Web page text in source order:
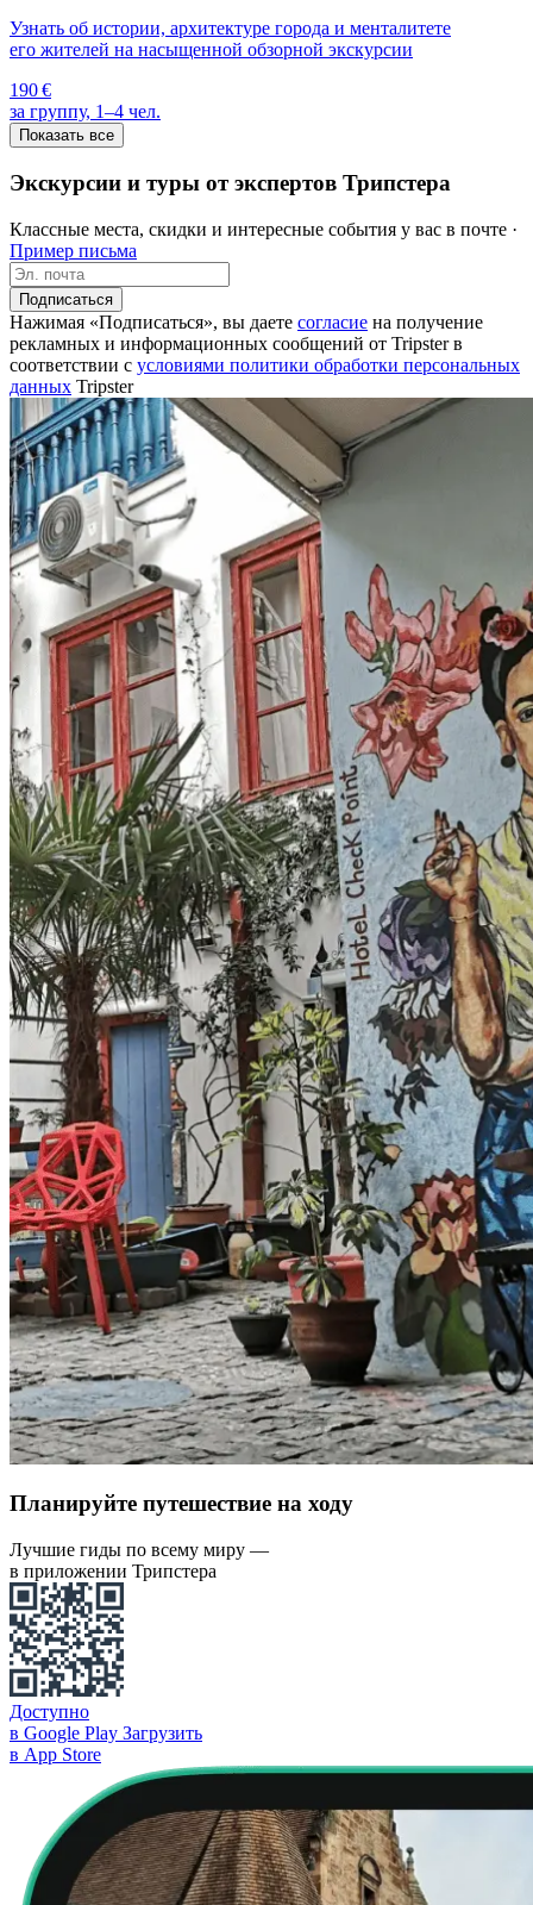
Узнать об истории, архитектуре города и менталитете
его жителей на насыщенной обзорной экскурсии
190 €
за группу, 1–4 чел.
Показать все
Экскурсии и туры от экспертов Трипстера
Классные места, скидки и интересные события у вас в почте ·
Пример письма
Подписаться
Нажимая «Подписаться», вы даете согласие на получение
рекламных и информационных сообщений от Tripster в
соответствии c условиями политики обработки персональных
данных Tripster
Планируйте путешествие на ходу
Лучшие гиды по всему миру —
в приложении Трипстера
Доступно
в Google Play Загрузить
в App Store